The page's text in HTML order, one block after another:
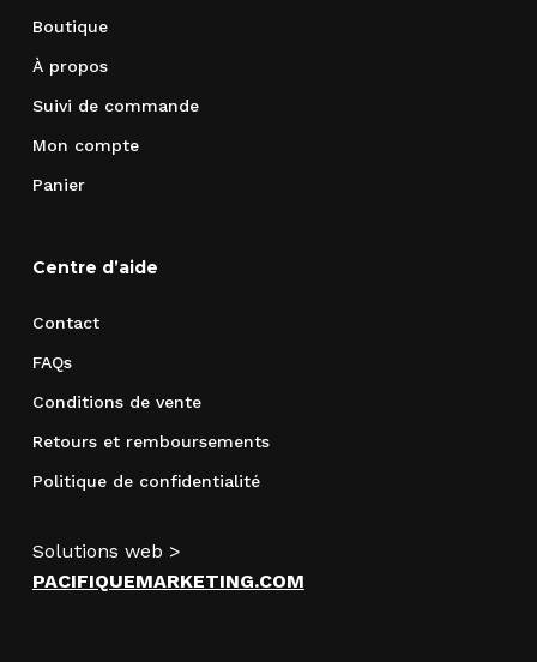
Boutique
À propos
Suivi de commande
Mon compte
Panier
Centre d’aide
Contact
FAQs
Conditions de vente
Retours et remboursements
Politique de confidentialité
Solutions web >
PACIFIQUEMARKETING.COM